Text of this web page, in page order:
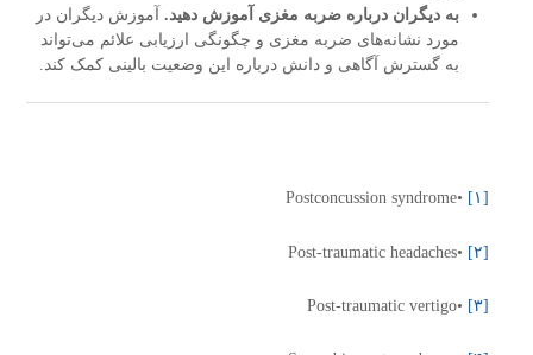
به دیگران درباره ضربه مغزی آموزش دهید.آموزش دیگران در
مورد نشانه‌های ضربه مغزی و چگونگی ارزیابی علائم می‌تواند
به گسترش آگاهی و دانش درباره این وضعیت بالینی کمک کند.
[۱] •Postconcussion syndrome
[۲] •Post-traumatic headaches
[۳] •Post-traumatic vertigo